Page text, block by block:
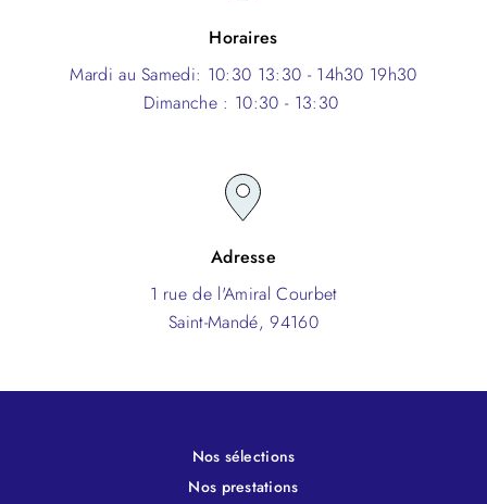
Horaires
Mardi au Samedi: 10:30 13:30 - 14h30 19h30
Dimanche : 10:30 - 13:30
Adresse
1 rue de l'Amiral Courbet
Saint-Mandé, 94160
Nos sélections
Nos prestations